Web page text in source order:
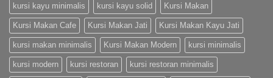
kursi kayu minimalis kursi kayu solid Kursi Makan
Kursi Makan Cafe Kursi Makan Jati Kursi Makan Kayu Jati
kursi makan minimalis Kursi Makan Modern kursi minimalis
kursi modern kursi restoran kursi restoran minimalis